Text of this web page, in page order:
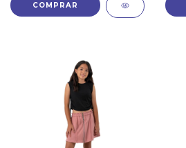
COMPRAR